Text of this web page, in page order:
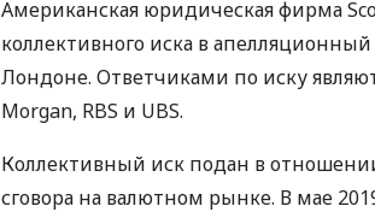
Американская юридическая фирма
коллективного иска в
Лондоне. Ответчиками по иску
Morgan, RBS и UBS.
Коллективный иск подан в
сговора на валютном рынке. В мае